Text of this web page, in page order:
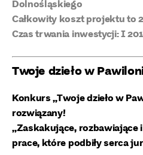
Dolnośląskiego
Całkowity koszt projektu to
Czas trwania inwestycji: I
Twoje dzieło w
Konkurs „Twoje dzieło w
rozwiązany!
„Zaskakujące, rozbawiające
prace, które podbiły serca